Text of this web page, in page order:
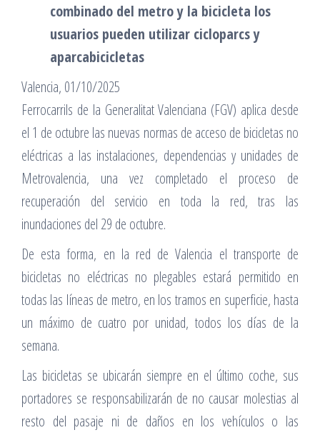
combinado del metro y la bicicleta los
usuarios pueden utilizar cicloparcs y
aparcabicicletas
Valencia, 01/10/2025
Ferrocarrils de la Generalitat Valenciana (FGV) aplica desde
el 1 de octubre las nuevas normas de acceso de bicicletas no
eléctricas a las instalaciones, dependencias y unidades de
Metrovalencia, una vez completado el proceso de
recuperación del servicio en toda la red, tras las
inundaciones del 29 de octubre.
De esta forma, en la red de Valencia el transporte de
bicicletas no eléctricas no plegables estará permitido en
todas las líneas de metro, en los tramos en superficie, hasta
un máximo de cuatro por unidad, todos los días de la
semana.
Las bicicletas se ubicarán siempre en el último coche, sus
portadores se responsabilizarán de no causar molestias al
resto del pasaje ni de daños en los vehículos o las